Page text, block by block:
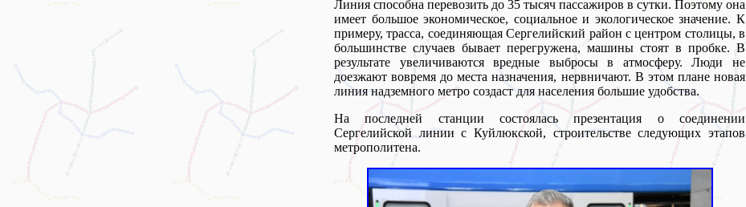
Линия способна перевозить до 35 тысяч пассажиров в сутки. Поэтому она
имеет большое экономическое, социальное и экологическое значение. К
примеру, трасса, соединяющая Сергелийский район с центром столицы, в
большинстве случаев бывает перегружена, машины стоят в пробке. В
результате увеличиваются вредные выбросы в атмосферу. Люди не
доезжают вовремя до места назначения, нервничают. В этом плане новая
линия надземного метро создаст для населения большие удобства.
На последней станции состоялась презентация о соединении
Сергелийской линии с Куйлюкской, строительстве следующих этапов
метрополитена.